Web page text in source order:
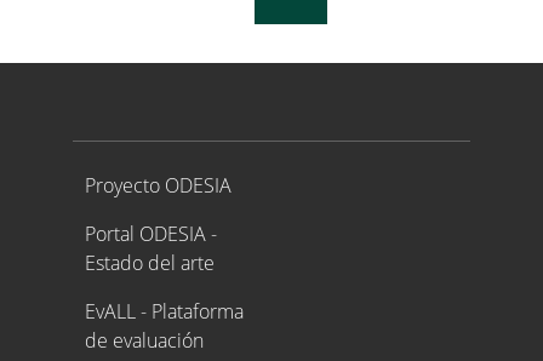
Proyecto ODESIA
Proyecto ODESIA
Portal ODESIA -
Estado del arte
EvALL - Plataforma
de evaluación